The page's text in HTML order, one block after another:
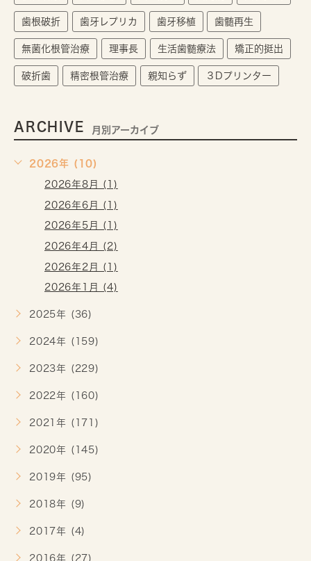
歯根破折 歯牙レプリカ 歯牙移植 歯髄再生
無菌化根管治療 理事長 生活歯髄療法 矯正的挺出
破折歯 精密根管治療 親知らず ３Dプリンター
ARCHIVE 月別アーカイブ
2026年 (10)
2026年8月 (1)
2026年6月 (1)
2026年5月 (1)
2026年4月 (2)
2026年2月 (1)
2026年1月 (4)
2025年 (36)
2024年 (159)
2023年 (229)
2022年 (160)
2021年 (171)
2020年 (145)
2019年 (95)
2018年 (9)
2017年 (4)
2016年 (27)